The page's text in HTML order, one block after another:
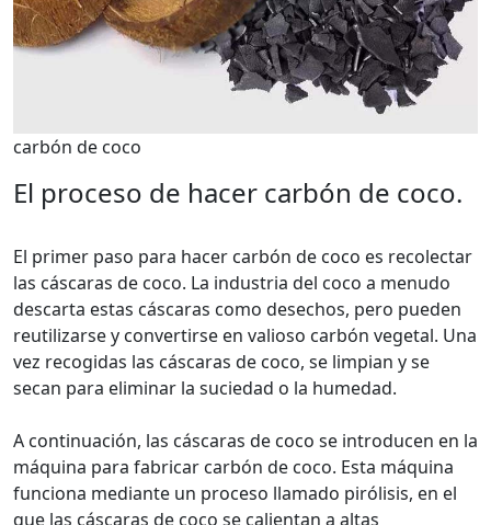
carbón de coco
El proceso de hacer carbón de coco.
El primer paso para hacer carbón de coco es recolectar
las cáscaras de coco. La industria del coco a menudo
descarta estas cáscaras como desechos, pero pueden
reutilizarse y convertirse en valioso carbón vegetal. Una
vez recogidas las cáscaras de coco, se limpian y se
secan para eliminar la suciedad o la humedad.
A continuación, las cáscaras de coco se introducen en la
máquina para fabricar carbón de coco. Esta máquina
funciona mediante un proceso llamado pirólisis, en el
que las cáscaras de coco se calientan a altas